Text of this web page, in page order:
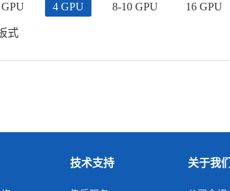
4 GPU 8-10 GPU 16 GPU
式
技术支持 关于我们